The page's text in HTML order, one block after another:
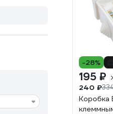
-28%
195 ₽
240 ₽
Коробка